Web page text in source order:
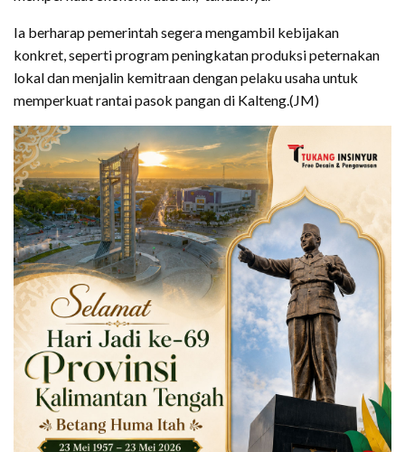
Ia berharap pemerintah segera mengambil kebijakan
konkret, seperti program peningkatan produksi peternakan
lokal dan menjalin kemitraan dengan pelaku usaha untuk
memperkuat rantai pasok pangan di Kalteng.(JM)